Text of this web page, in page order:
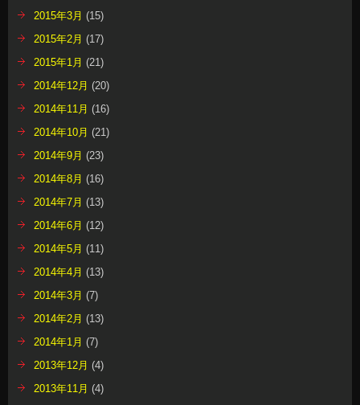
2015年3月 (15)
2015年2月 (17)
2015年1月 (21)
2014年12月 (20)
2014年11月 (16)
2014年10月 (21)
2014年9月 (23)
2014年8月 (16)
2014年7月 (13)
2014年6月 (12)
2014年5月 (11)
2014年4月 (13)
2014年3月 (7)
2014年2月 (13)
2014年1月 (7)
2013年12月 (4)
2013年11月 (4)